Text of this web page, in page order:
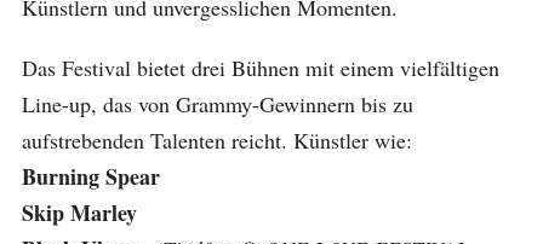
Künstlern und unvergesslichen Momenten.
Das Festival bietet drei Bühnen mit einem vielfältigen
Line-up, das von Grammy-Gewinnern bis zu
aufstrebenden Talenten reicht. Künstler wie:
Burning Spear
Skip Marley